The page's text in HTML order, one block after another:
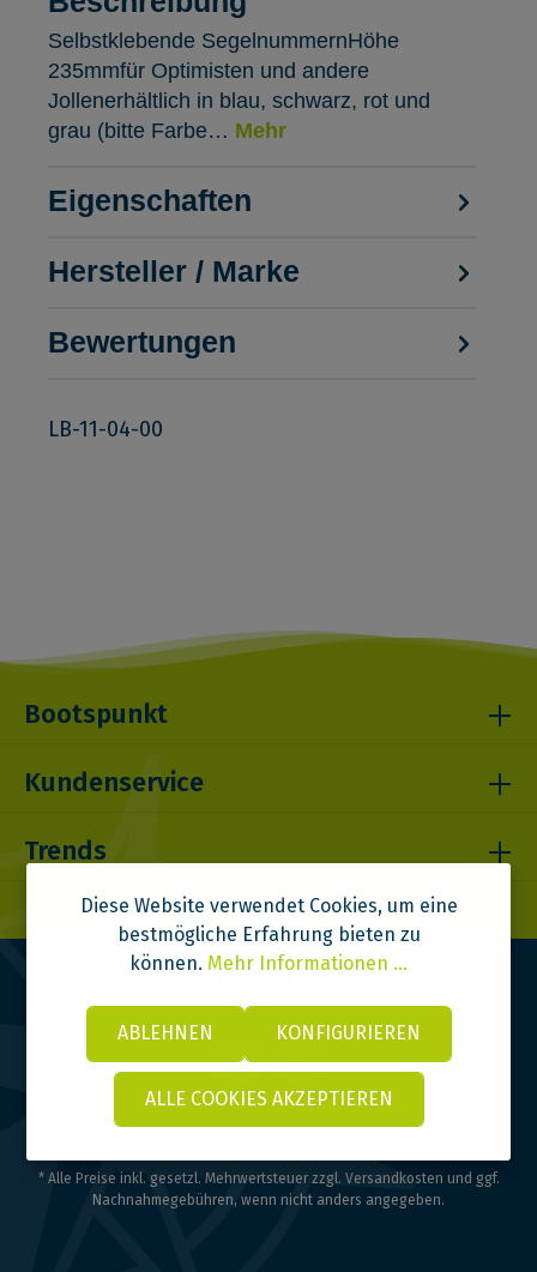
Selbstklebende SegelnummernHöhe
235mmfür Optimisten und andere
Jollenerhältlich in blau, schwarz, rot und
grau (bitte Farbe… Mehr
Eigenschaften
Hersteller / Marke
Bewertungen
LB-11-04-00
Bootspunkt
Kundenservice
Trends
* Alle Preise inkl. gesetzl. Mehrwertsteuer zzgl. Versandkosten und ggf.
Nachnahmegebühren, wenn nicht anders angegeben.
Diese Website verwendet Cookies, um eine
bestmögliche Erfahrung bieten zu
können. Mehr Informationen ...
ABLEHNEN KONFIGURIEREN
ALLE COOKIES AKZEPTIEREN